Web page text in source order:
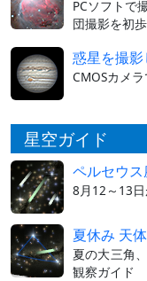
PCソフトで
団撮影を初
惑星を撮影
CMOSカメ
星空ガイド
ペルセウ
8月12～13
夏休み 天
夏の大三角
観察ガイド